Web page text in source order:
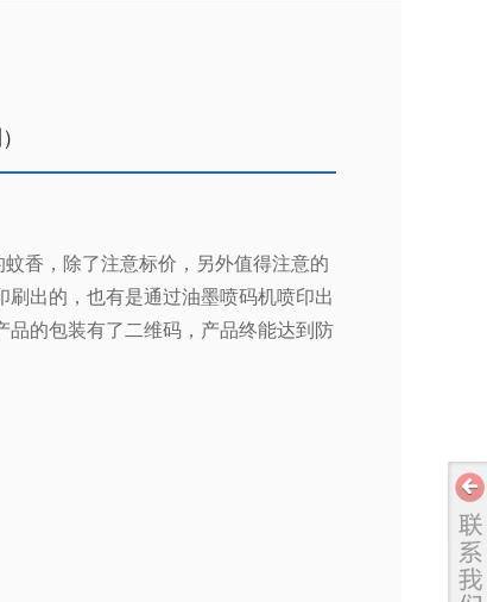
香，除了注意标价，另外值得注意的
出的，也有是通过油墨喷码机喷印出
品的包装有了二维码，产品终能达到防